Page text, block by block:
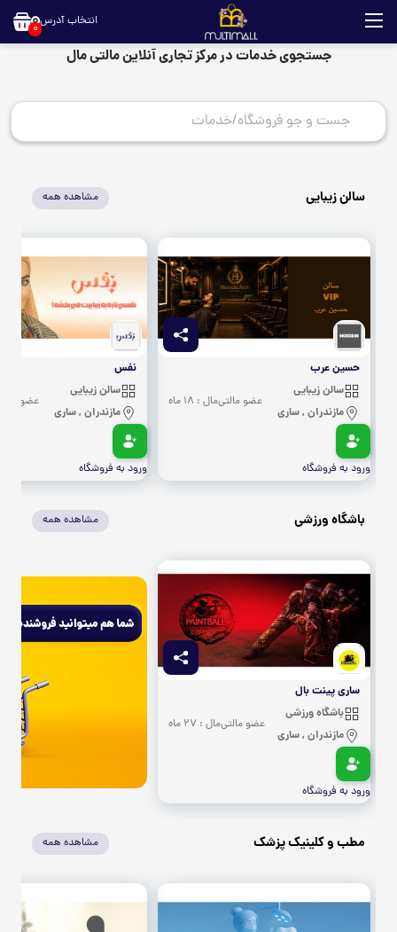
انتخاب آدرس0
جستجوی خدمات در مرکز تجاری آنلاین مالتی مال
سالن زیبایی مشاهده همه
حسین عرب
سالن زیبایی
مازندران , ساری
عضو مالتی‌مال : 18 ماه
ورود به فروشگاه
نفس
سالن زیبایی
مازندران , ساری
عضو
ورود به فروشگاه
باشگاه ورزشی مشاهده همه
ساری پینت بال
باشگاه ورزشی
مازندران , ساری
عضو مالتی‌مال : 27 ماه
ورود به فروشگاه
مطب و کلینیک پزشک مشاهده همه